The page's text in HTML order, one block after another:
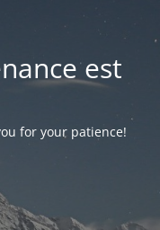
est
for your patience!